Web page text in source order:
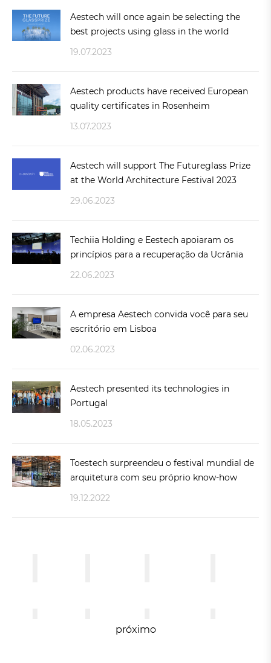
Aestech will once again be selecting the
best projects using glass in the world
19.07.2023
Aestech products have received European
quality certificates in Rosenheim
13.07.2023
Aestech will support The Futureglass Prize
at the World Architecture Festival 2023
29.06.2023
Techiia Holding e Eestech apoiaram os
princípios para a recuperação da Ucrânia
22.06.2023
A empresa Aestech convida você para seu
escritório em Lisboa
02.06.2023
Aestech presented its technologies in
Portugal
18.05.2023
Toestech surpreendeu o festival mundial de
arquitetura com seu próprio know-how
19.12.2022
próximo